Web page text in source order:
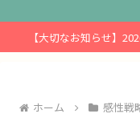
【大切なお知らせ】
ホーム 感性戦